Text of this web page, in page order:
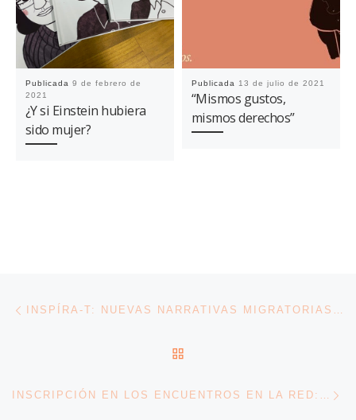
Publicada 9 de febrero de
2021
¿Y si Einstein hubiera
sido mujer?
Publicada 13 de julio de 2021
“Mismos gustos,
mismos derechos”
Navegación de entradas INSPÍRA-T: NUEVAS NARRATIVAS MIGRATORIAS PARA REEMPLAZAR EL DISCURSO DEL ODIO
INSCRIPCIÓN EN LOS ENCUENTROS EN LA RED: MEDIOS DE COMUNICACIÓN, REPRESENTACIÓN Y RACISMO